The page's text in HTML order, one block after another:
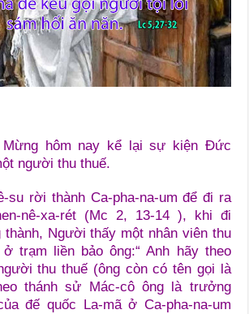
Mừng hôm nay kể lại sự kiện Đức
người thu thuế.
su rời thành Ca-pha-na-um để đi ra
nê-xa-rét (Mc 2, 13-14 ), khi đi
thành, Người thấy một nhân viên thu
trạm liền bảo ông:“ Anh hãy theo
thu thuế (ông còn có tên gọi là
thánh sử Mác-cô ông là trưởng
đế quốc La-mã ở Ca-pha-na-um